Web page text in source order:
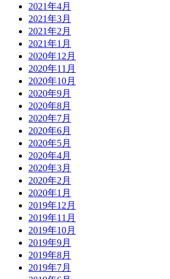
2021年4月
2021年3月
2021年2月
2021年1月
2020年12月
2020年11月
2020年10月
2020年9月
2020年8月
2020年7月
2020年6月
2020年5月
2020年4月
2020年3月
2020年2月
2020年1月
2019年12月
2019年11月
2019年10月
2019年9月
2019年8月
2019年7月